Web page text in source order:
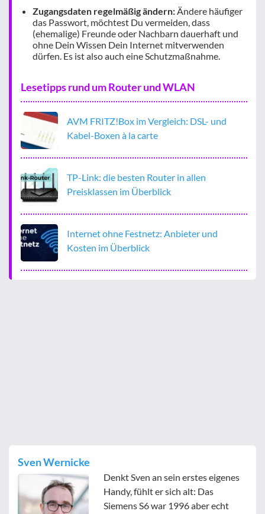
Zugangsdaten regelmäßig ändern: Ändere häufiger
das Passwort, möchtest Du vermeiden, dass
(ehemalige) Freunde oder Nachbarn dauerhaft und
ohne Dein Wissen Dein Internet mitverwenden
dürfen. Es ist also auch eine Schutzmaßnahme.
Lesetipps rund um Router und WLAN
AVM FRITZ!Box im Vergleich: DSL- und
Kabel-Boxen à la carte
TP-Link: die besten Router in allen
Preisklassen im Überblick
Internet ohne Festnetz: Anbieter und
Kosten im Überblick
Sven Wernicke
Denkt Sven an sein erstes eigenes
Handy, fühlt er sich alt: Das
Siemens S6 war 1996 aber echt